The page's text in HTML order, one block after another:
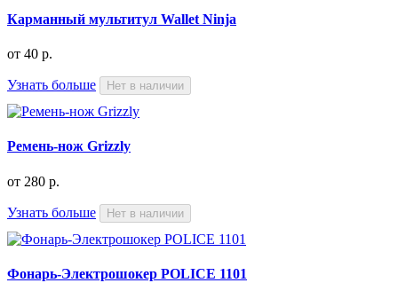
Карманный мультитул Wallet Ninja
от 40 р.
Узнать больше Нет в наличии
Ремень-нож Grizzly
от 280 р.
Узнать больше Нет в наличии
Фонарь-Электрошокер POLICE 1101